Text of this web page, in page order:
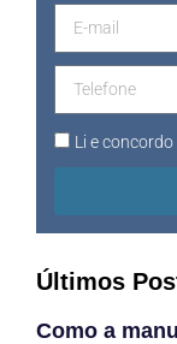
Li e concordo
Últimos
Como a